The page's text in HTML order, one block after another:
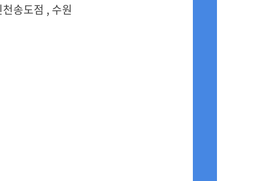
송도점 , 수원